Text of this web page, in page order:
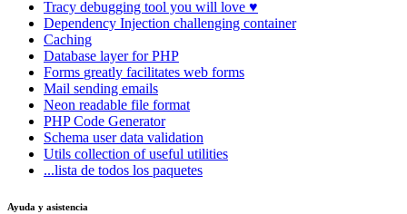
Tracy debugging tool you will love ♥
Dependency Injection challenging container
Caching
Database layer for PHP
Forms greatly facilitates web forms
Mail sending emails
Neon readable file format
PHP Code Generator
Schema user data validation
Utils collection of useful utilities
...lista de todos los paquetes
Ayuda y asistencia